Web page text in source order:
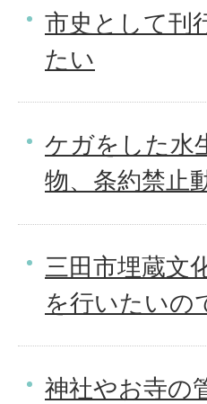
市史として刊
たい
ケガをした水
物、条約禁止
三田市埋蔵文
を行いたいの
神社やお寺の